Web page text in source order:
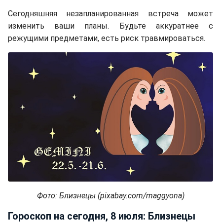
Сегодняшняя незапланированная встреча может
изменить ваши планы. Будьте аккуратнее с
режущими предметами, есть риск травмироваться.
Фото: Близнецы (pixabay.com/maggyona)
Гороскоп на сегодня, 8 июля: Близнецы